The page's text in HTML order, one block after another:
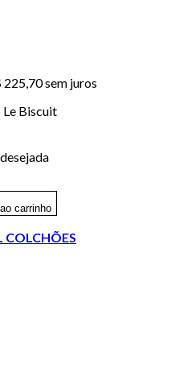
225,70 sem juros
Le Biscuit
carrinho
COLCHÕES